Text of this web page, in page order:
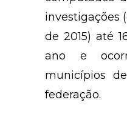
investigações
de 2015) até
ano e
municípios
federação.